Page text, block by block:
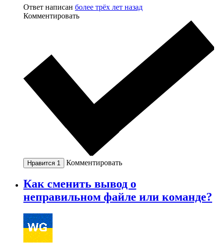
Ответ написан более трёх лет назад
Комментировать
Нравится 1 Комментировать
Как сменить вывод о
неправильном файле или команде?